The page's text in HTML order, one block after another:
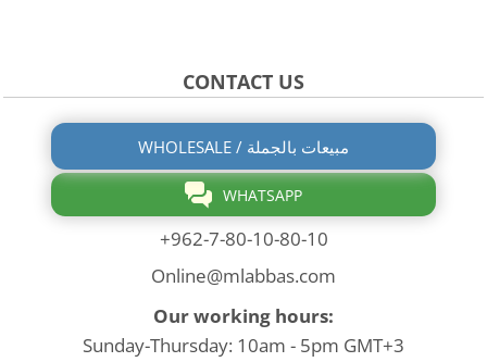
CONTACT US
WHOLESALE / مبيعات بالجملة
WHATSAPP
+962-7-80-10-80-10
Online@mlabbas.com
Our working hours:
Sunday-Thursday: 10am - 5pm GMT+3